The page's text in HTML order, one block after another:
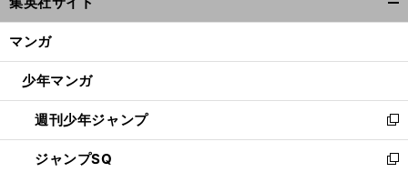
ィ
ン
ウ
開
く
マンガ
少年マンガ
週刊少年ジャンプ
新
し
い
ジャンプSQ
新